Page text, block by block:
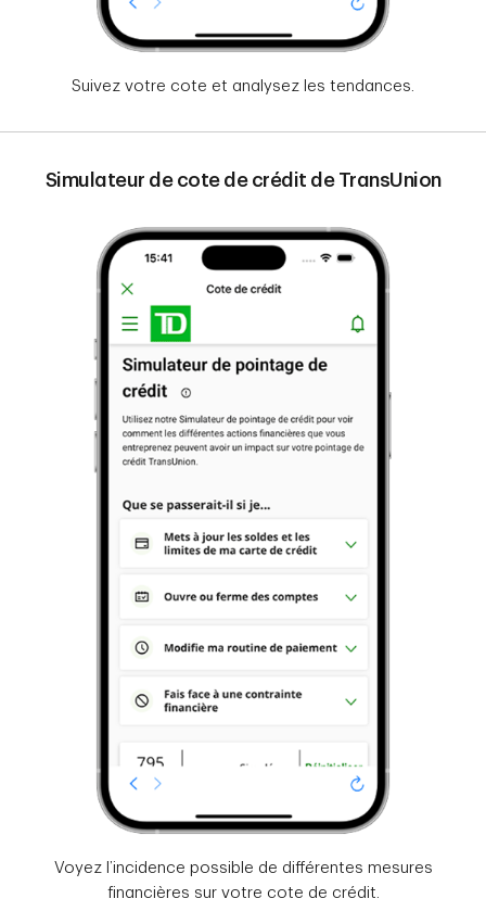
Suivez votre cote et analysez les tendances.
Simulateur de cote de crédit de TransUnion
Voyez l’incidence possible de différentes mesures
financières sur votre cote de crédit.